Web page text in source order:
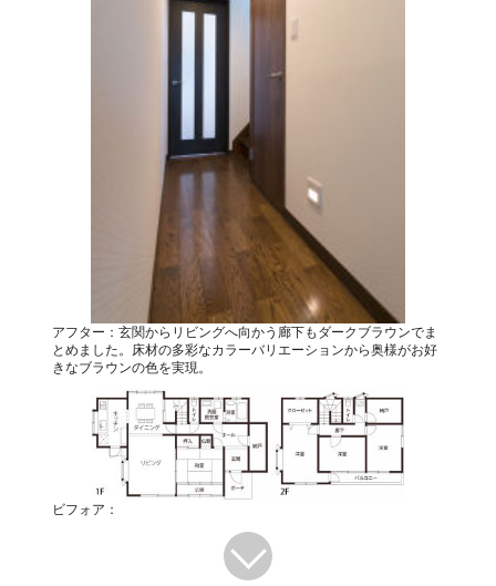
アフター：玄関からリビングへ向かう廊下もダークブラウンでま
とめました。床材の多彩なカラーバリエーションから奥様がお好
きなブラウンの色を実現。
ビフォア：